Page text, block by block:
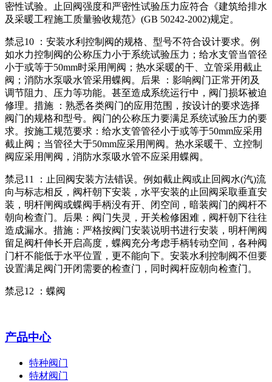
密性试验。止回阀强度和严密性试验压力应符合《建筑给排水
及采暖工程施工质量验收规范》(GB 50242-2002)规定。
禁忌10 ：安装水利控制阀的规格、型号不符合设计要求。例
如水力控制阀的公称压力小于系统试验压力；给水支管当管径
小于或等于50mm时采用闸阀；热水采暖的干、立管采用截止
阀；消防水泵吸水管采用蝶阀。后果 ：影响阀门正常开闭及
调节阻力、压力等功能。甚至造成系统运行中，阀门损坏被迫
修理。措施 ：熟悉各类阀门的应用范围，按设计的要求选择
阀门的规格和型号。阀门的公称压力要满足系统试验压力的要
求。按施工规范要求：给水支管管径小于或等于50mm应采用
截止阀；当管径大于50mm应采用闸阀。热水采暖干、立控制
阀应采用闸阀，消防水泵吸水管不应采用蝶阀。
禁忌11 ：止回阀安装方法错误。例如截止阀或止回阀水(汽)流
向与标志相反，阀杆朝下安装，水平安装的止回阀采取垂直安
装，明杆闸阀或蝶阀手柄没有开、闭空间，暗装阀门的阀杆不
朝向检查门。后果：阀门失灵，开关检修困难，阀杆朝下往往
造成漏水。措施：严格按阀门安装说明书进行安装，明杆闸阀
留足阀杆伸长开启高度，蝶阀充分考虑手柄转动空间，各种阀
门杆不能低于水平位置，更不能向下。安装水利控制阀不但要
设置满足阀门开闭需要的检查门，同时阀杆应朝向检查门。
禁忌12 ：蝶阀
产品中心
特种阀门
特材阀门